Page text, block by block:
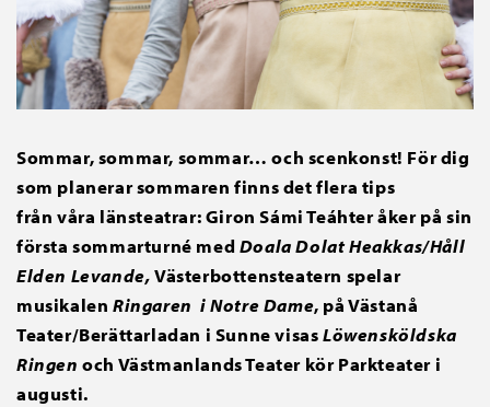
Sommar, sommar, sommar… och scenkonst! För dig
som planerar sommaren finns det flera tips
från våra länsteatrar: Giron Sámi Teáhter åker på sin
första sommarturné medDoala Dolat Heakkas/Håll
Elden Levande,Västerbottensteatern spelar
musikalen Ringaren i Notre Dame, på Västanå
Teater/Berättarladan i Sunne visasLöwensköldska
Ringen och Västmanlands Teater kör Parkteater i
augusti.